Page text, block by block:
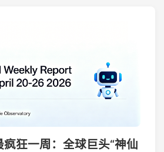
狂一周：全球巨头“神仙